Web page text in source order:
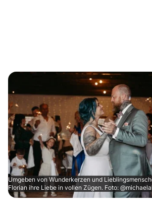
Umgeben von Wunderkerzen und
Florian ihre Liebe in vollen Zügen. Foto: